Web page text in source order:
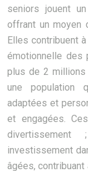
seniors jouent
offrant un moyen
Elles contribuent
émotionnelle des
plus de 2
une population
adaptées et
et engagées.
investissement
âgées,